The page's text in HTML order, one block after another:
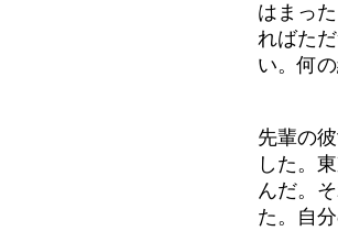
はまっ
ればた
い。何
先輩の
した。
んだ。
た。自